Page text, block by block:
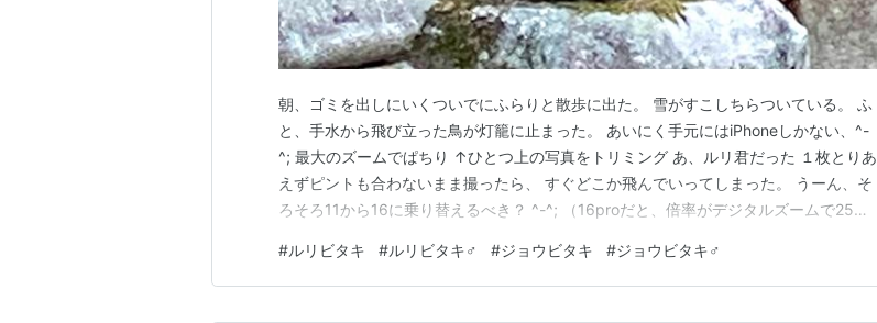
朝、ゴミを出しにいくついでにふらりと散歩に出た。 雪がすこしちらついている。 ふ
と、手水から飛び立った鳥が灯籠に止まった。 あいにく手元にはiPhoneしかない、^-
^; 最大のズームでぱちり ↑ひとつ上の写真をトリミング あ、ルリ君だった １枚とりあ
えずピントも合わないまま撮ったら、 すぐどこか飛んでいってしまった。 うーん、そ
ろそろ11から16に乗り替えるべき？ ^-^; （16proだと、倍率がデジタルズームで25倍
度はジョビ君がやってきた。 トリミング💦 いつもコンデジ持ち歩いているわけじゃ無
いし。 あー…
#ルリビタキ #ルリビタキ♂ #ジョウビタキ #ジョウビタキ♂